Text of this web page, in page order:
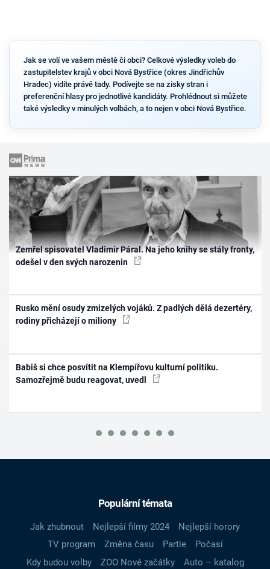
Jak se volí ve vašem městě či obci? Celkové výsledky voleb do
zastupitelstev krajů v obci Nová Bystřice (okres Jindřichův
Hradec) vidíte právě tady. Podívejte se na zisky stran i
preferenční hlasy pro jednotlivé kandidáty. Prohlédnout si můžete
také výsledky v minulých volbách, a to nejen v obci Nová Bystřice.
Zemřel spisovatel Vladimír Páral. Na jeho knihy se stály fronty,
odešel v den svých narozenin
Rusko mění osudy zmizelých vojáků. Z padlých dělá dezertéry,
rodiny přicházejí o miliony
Babiš si chce posvítit na Klempířovu kulturní politiku.
Samozřejmě budu reagovat, uvedl
Populární témata
Jak zhubnout Nejlepší filmy 2024
Nejlepší horory
TV program
Změna času Partie
Počasí
Kdy budou volby
ZOO Nové začátky
Auto – katalog